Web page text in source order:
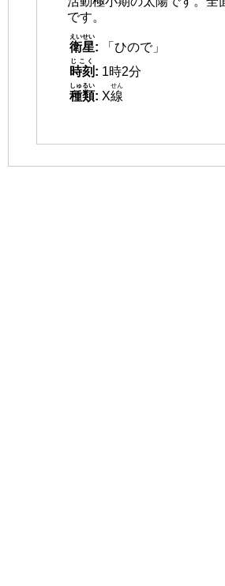
です。
衛星
えいせい
:
「ひので」
時刻
じこく
: 1時2分
種類
しゅるい
: X線
せん